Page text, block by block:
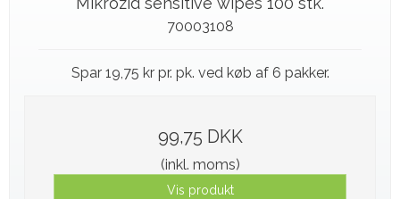
70003108
Spar 19,75 kr pr. pk. ved køb af 6 pakker.
99,75 DKK
(inkl. moms)
Vis produkt